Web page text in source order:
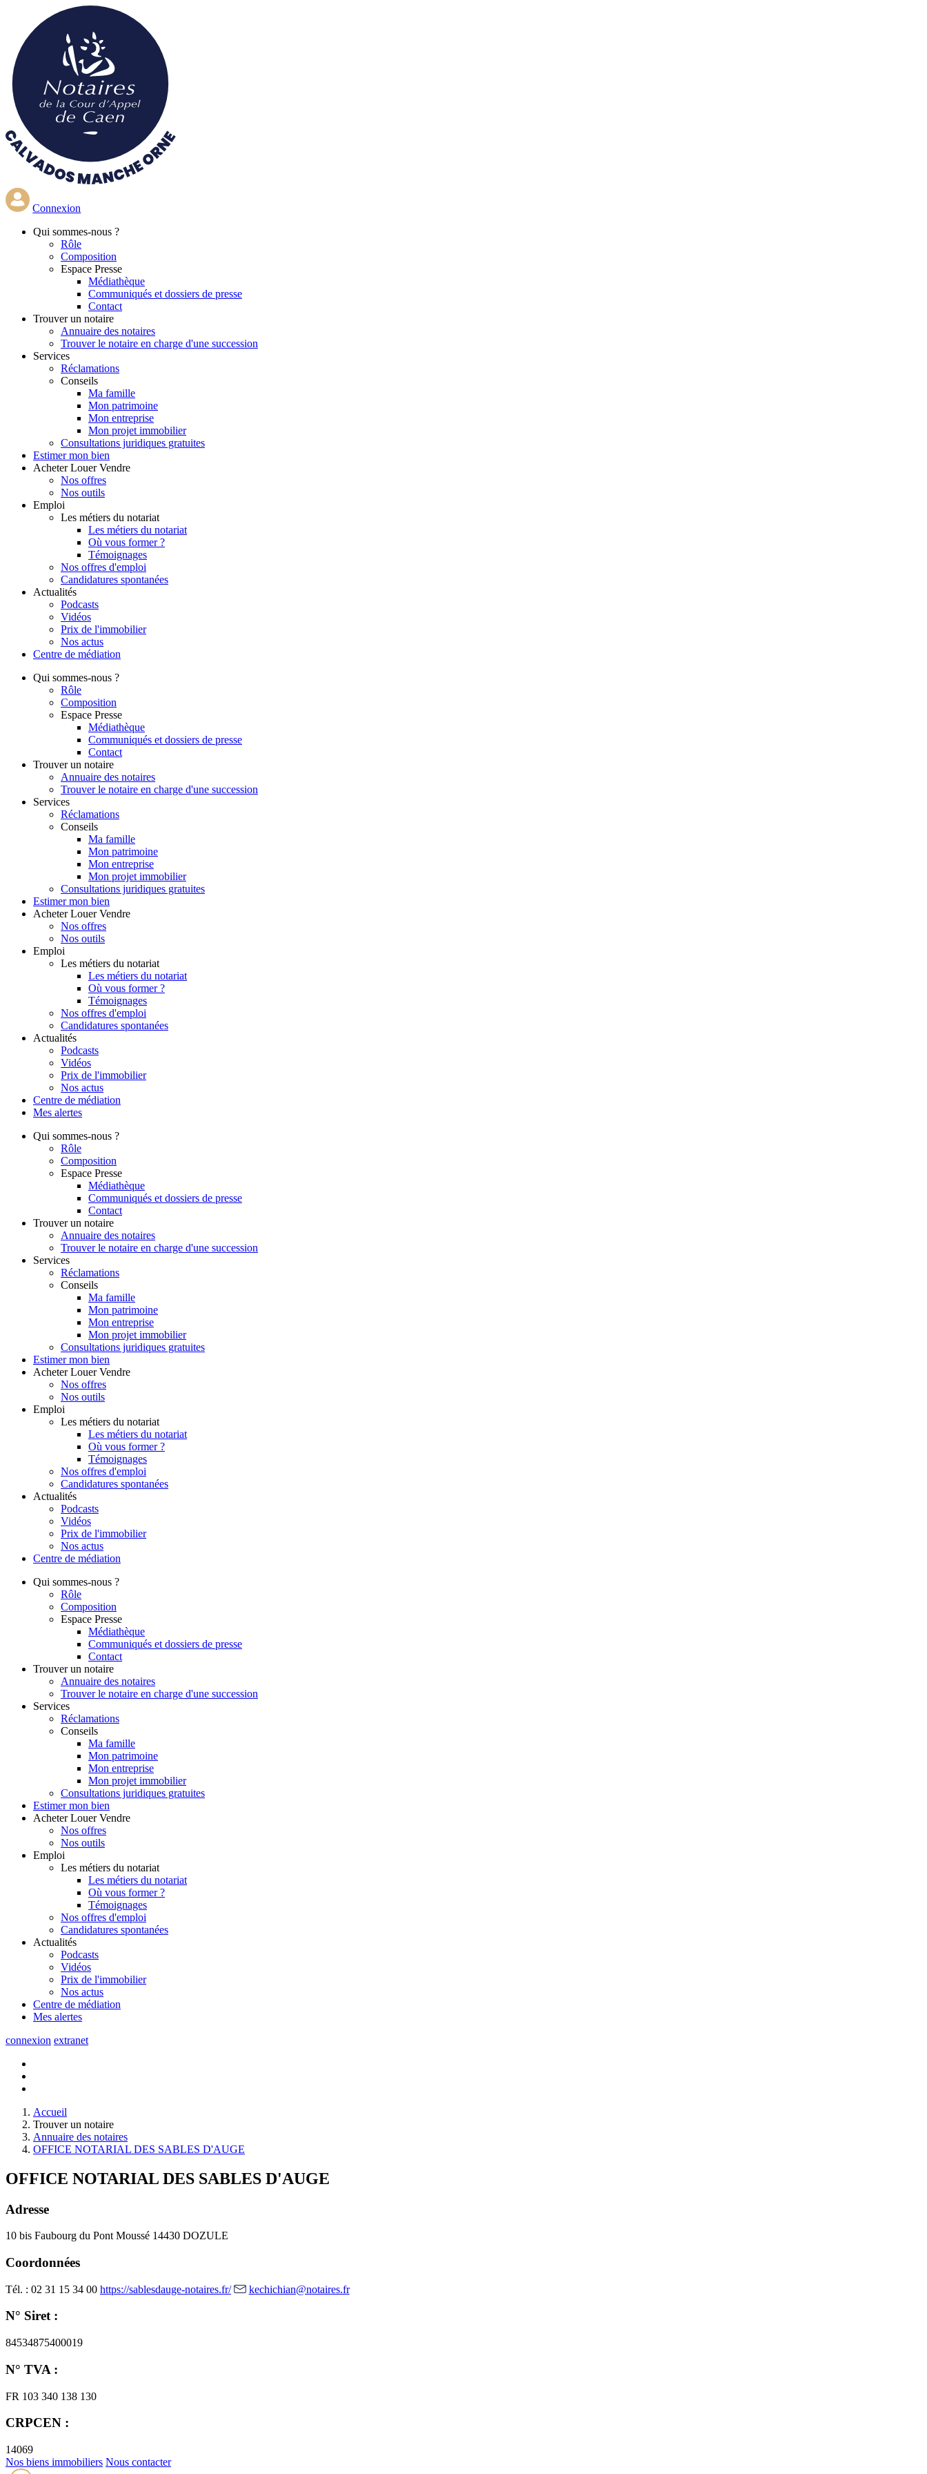
contenu
principal
Connexion
Qui sommes-nous ?
Rôle
Composition
Espace Presse
Médiathèque
Communiqués et dossiers de presse
Contact
Trouver un notaire
Annuaire des notaires
Trouver le notaire en charge d'une succession
Services
Réclamations
Conseils
Ma famille
Mon patrimoine
Mon entreprise
Mon projet immobilier
Consultations juridiques gratuites
Estimer mon bien
Acheter Louer Vendre
Nos offres
Nos outils
Emploi
Les métiers du notariat
Les métiers du notariat
Où vous former ?
Témoignages
Nos offres d'emploi
Candidatures spontanées
Actualités
Podcasts
Vidéos
Prix de l'immobilier
Nos actus
Centre de médiation
Qui sommes-nous ?
Rôle
Composition
Espace Presse
Médiathèque
Communiqués et dossiers de presse
Contact
Trouver un notaire
Annuaire des notaires
Trouver le notaire en charge d'une succession
Services
Réclamations
Conseils
Ma famille
Mon patrimoine
Mon entreprise
Mon projet immobilier
Consultations juridiques gratuites
Estimer mon bien
Acheter Louer Vendre
Nos offres
Nos outils
Emploi
Les métiers du notariat
Les métiers du notariat
Où vous former ?
Témoignages
Nos offres d'emploi
Candidatures spontanées
Actualités
Podcasts
Vidéos
Prix de l'immobilier
Nos actus
Centre de médiation
Mes alertes
Qui sommes-nous ?
Rôle
Composition
Espace Presse
Médiathèque
Communiqués et dossiers de presse
Contact
Trouver un notaire
Annuaire des notaires
Trouver le notaire en charge d'une succession
Services
Réclamations
Conseils
Ma famille
Mon patrimoine
Mon entreprise
Mon projet immobilier
Consultations juridiques gratuites
Estimer mon bien
Acheter Louer Vendre
Nos offres
Nos outils
Emploi
Les métiers du notariat
Les métiers du notariat
Où vous former ?
Témoignages
Nos offres d'emploi
Candidatures spontanées
Actualités
Podcasts
Vidéos
Prix de l'immobilier
Nos actus
Centre de médiation
Qui sommes-nous ?
Rôle
Composition
Espace Presse
Médiathèque
Communiqués et dossiers de presse
Contact
Trouver un notaire
Annuaire des notaires
Trouver le notaire en charge d'une succession
Services
Réclamations
Conseils
Ma famille
Mon patrimoine
Mon entreprise
Mon projet immobilier
Consultations juridiques gratuites
Estimer mon bien
Acheter Louer Vendre
Nos offres
Nos outils
Emploi
Les métiers du notariat
Les métiers du notariat
Où vous former ?
Témoignages
Nos offres d'emploi
Candidatures spontanées
Actualités
Podcasts
Vidéos
Prix de l'immobilier
Nos actus
Centre de médiation
Mes alertes
connexion extranet
Accueil
Trouver un notaire
Annuaire des notaires
OFFICE NOTARIAL DES SABLES D'AUGE
OFFICE NOTARIAL DES SABLES D'AUGE
Adresse
10 bis Faubourg du Pont Moussé 14430 DOZULE
Coordonnées
Tél. : 02 31 15 34 00 https://sablesdauge-notaires.fr/ kechichian@notaires.fr
N° Siret :
84534875400019
N° TVA :
FR 103 340 138 130
CRPCEN :
14069
Nos biens immobiliers Nous contacter